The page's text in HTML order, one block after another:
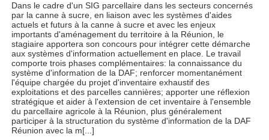
Dans le cadre d'un SIG parcellaire dans les secteurs concernés
par la canne à sucre, en liaison avec les systèmes d'aides
actuels et futurs à la canne à sucre et avec les enjeux
importants d'aménagement du territoire à la Réunion, le
stagiaire apportera son concours pour intégrer cette démarche
aux systèmes d'information actuellement en place. Le travail
comporte trois phases complémentaires: la connaissance du
système d'information de la DAF; renforcer momentanément
l'équipe chargée du projet d'inventaire exhaustif des
exploitations et des parcelles cannières; apporter une réflexion
stratégique et aider à l'extension de cet inventaire à l'ensemble
du parcellaire agricole à la Réunion, plus généralement
participer à la structuration du système d'information de la DAF
Réunion avec la m[...]